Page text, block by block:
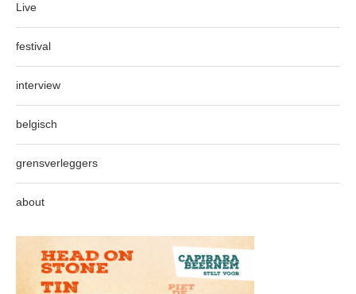
Live
festival
interview
belgisch
grensverleggers
about